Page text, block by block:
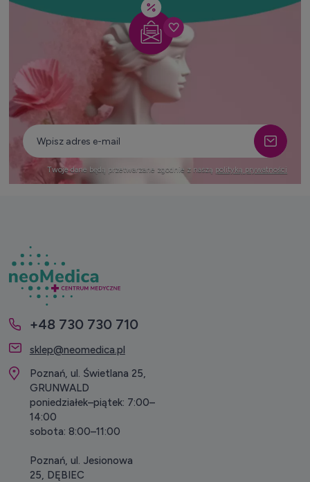
Twoje dane będą przetwarzane zgodnie z naszą polityką prywatności
+48 730 730 710
sklep@neomedica.pl
Poznań, ul. Świetlana 25,
GRUNWALD
poniedziałek–piątek: 7:00–
14:00
sobota: 8:00–11:00
Poznań, ul. Jesionowa
25, DĘBIEC